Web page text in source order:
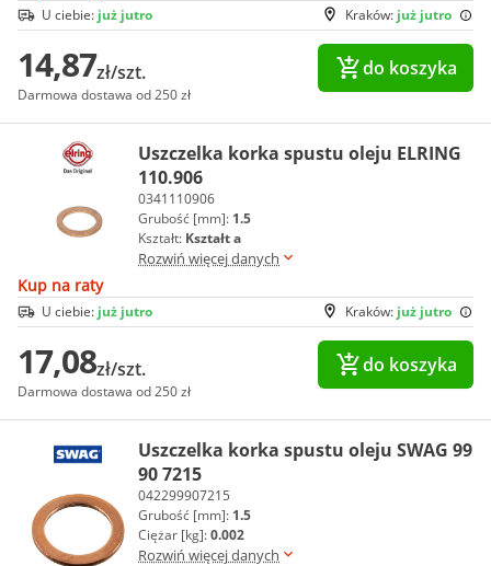
Kraków: już jutro
U ciebie: już jutro
14,87zł/szt.
Darmowa dostawa od 250 zł
do koszyka
Uszczelka korka spustu oleju ELRING
110.906
0341110906
Grubość [mm]: 1.5
Kształt: Kształt a
Rozwiń więcej danych
Kup na raty
Kraków: już jutro
U ciebie: już jutro
17,08zł/szt.
Darmowa dostawa od 250 zł
do koszyka
Uszczelka korka spustu oleju SWAG 99
90 7215
042299907215
Grubość [mm]: 1.5
Ciężar [kg]:0.002
Rozwiń więcej danych